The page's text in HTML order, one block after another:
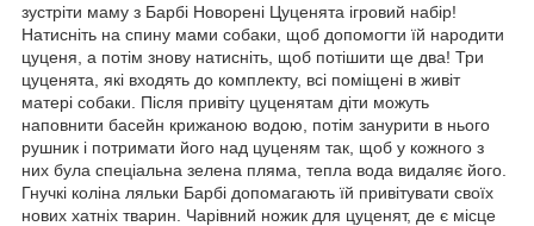
зустріти маму з Барбі Новорені Цуценята ігровий набір!
Натисніть на спину мами собаки, щоб допомогти їй народити
цуценя, а потім знову натисніть, щоб потішити ще два! Три
цуценята, які входять до комплекту, всі поміщені в живіт
матері собаки. Після привіту цуценятам діти можуть
наповнити басейн крижаною водою, потім занурити в нього
рушник і потримати його над цуценям так, щоб у кожного з
них була спеціальна зелена пляма, тепла вода видаляє його.
Гнучкі коліна ляльки Барбі допомагають їй привітувати своїх
нових хатніх тварин. Чарівний ножик для цуценят, де є місце